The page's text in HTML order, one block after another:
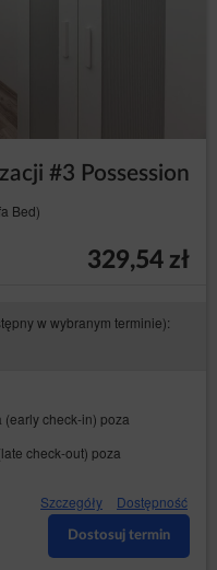
#3 Possession
Bed)
329,54 zł
w wybranym terminie):
check-in) poza
check-out) poza
Szczegóły Dostępność
Dostosuj termin